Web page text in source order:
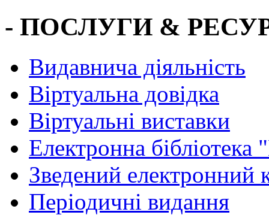
- ПОСЛУГИ &
Видавнича діяльність
Віртуальна довідка
Віртуальні виставки
Електронна
Зведений електронний
Періодичні видання